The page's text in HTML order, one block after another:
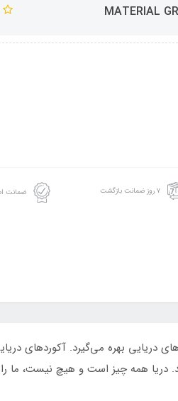
۷ روز ضمانت بازگشت ضمانت
دریایی بهره می‌گیرد. آکوردهای
دریا همه چیز است و هیچ نیست، ما را